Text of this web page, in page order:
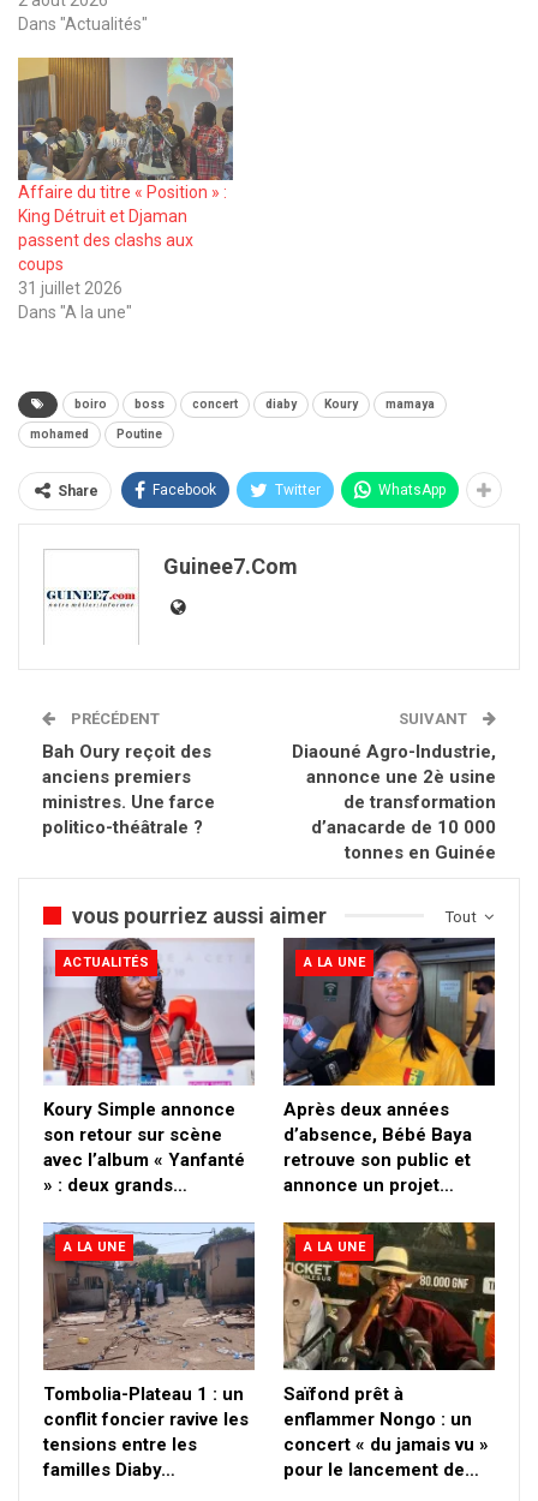
Dans "Actualités"
Affaire du titre « Position » :
King Détruit et Djaman
passent des clashs aux
coups
31 juillet 2026
Dans "A la une"
boiro boss concert diaby Koury mamaya
mohamed Poutine
Share Facebook Twitter WhatsApp
Guinee7.com
PRÉCÉDENT
Bah Oury reçoit des
anciens premiers
ministres. Une farce
politico-théâtrale ?
SUIVANT
Diaouné Agro-Industrie,
annonce une 2è usine
de transformation
d’anacarde de 10 000
tonnes en Guinée
Tout
vous pourriez aussi aimer
ACTUALITÉS
Koury Simple annonce
son retour sur scène
avec l’album « Yanfanté
» : deux grands…
A LA UNE
Après deux années
d’absence, Bébé Baya
retrouve son public et
annonce un projet…
A LA UNE
Tombolia-Plateau 1 : un
conflit foncier ravive les
tensions entre les
familles Diaby…
A LA UNE
Saïfond prêt à
enflammer Nongo : un
concert « du jamais vu »
pour le lancement de…